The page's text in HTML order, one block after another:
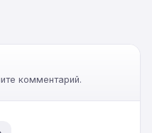
комментарий.